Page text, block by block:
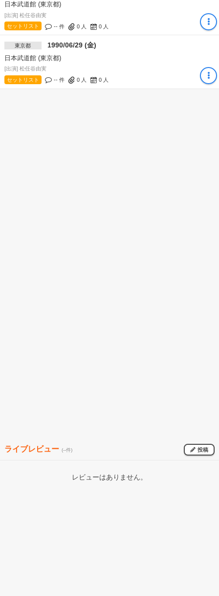
日本武道館 (東京都)
[出演] 松任谷由実
セットリスト
-- 件 0人 0人
東京都 1990/06/29 (金)
日本武道館 (東京都)
[出演] 松任谷由実
セットリスト
-- 件 0人 0人
ライブレビュー (--件) 投稿
レビューはありません。